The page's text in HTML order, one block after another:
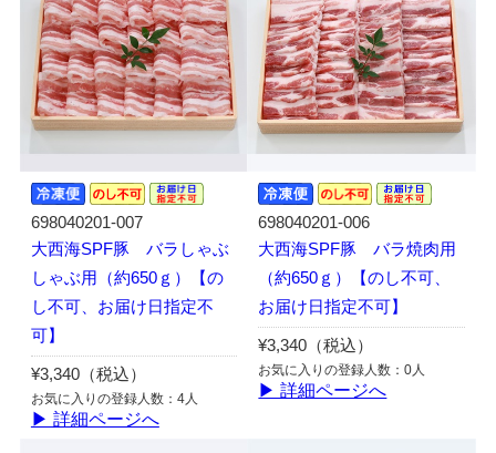
698040201-007
大西海SPF豚 バラしゃぶ
しゃぶ用（約650ｇ）【の
し不可、お届け日指定不
可】
¥3,340（税込）
お気に入りの登録人数：4人
▶ 詳細ページへ
698040201-006
大西海SPF豚 バラ焼肉用
（約650ｇ）【のし不可、
お届け日指定不可】
¥3,340（税込）
お気に入りの登録人数：0人
▶ 詳細ページへ